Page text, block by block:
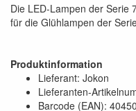
Die LED-Lampen der Serie
für die Glühlampen der
Produktinformation
Lieferant: Jokon
Lieferanten-
Barcode (EAN):